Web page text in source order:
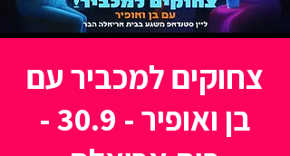
צחוקים למכביר עם
בן ואופיר - 30.9 -